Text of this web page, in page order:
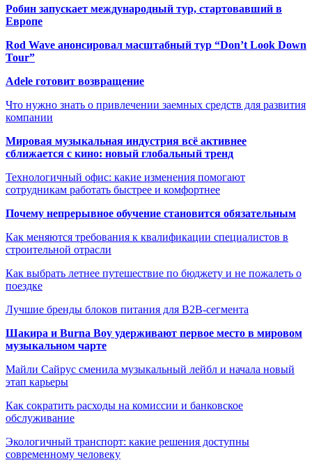
Робин запускает международный тур, стартовавший в
Европе
Rod Wave анонсировал масштабный тур “Don’t Look Down
Tour”
Adele готовит возвращение
Что нужно знать о привлечении заемных средств для развития
компании
Мировая музыкальная индустрия всё активнее
сближается с кино: новый глобальный тренд
Технологичный офис: какие изменения помогают
сотрудникам работать быстрее и комфортнее
Почему непрерывное обучение становится обязательным
Как меняются требования к квалификации специалистов в
строительной отрасли
Как выбрать летнее путешествие по бюджету и не пожалеть о
поездке
Лучшие бренды блоков питания для B2B-сегмента
Шакира и Burna Boy удерживают первое место в мировом
музыкальном чарте
Майли Сайрус сменила музыкальный лейбл и начала новый
этап карьеры
Как сократить расходы на комиссии и банковское
обслуживание
Экологичный транспорт: какие решения доступны
современному человеку